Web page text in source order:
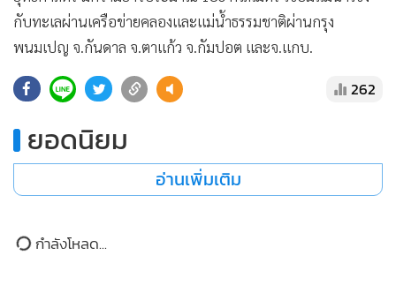
ในจ.กระแจะ และวางแผนที่จะสร้างท่าเรือแม่น้ำเพิ่มเติมเพื่อ
สนับสนุนการขนส่งสินค้า พร้อมด้วยแผนที่จะปรับปรุงเส้นทาง
บูรณการทั้งทางถนน ทางน้ำ และทางรถไฟ โดยรัฐบาลจะ
ปรับปรุงเส้นทางรถไฟที่มีอยู่ต่อไป พร้อมทั้งศึกษาโครงการขยาย
ทางรถไฟในอนาคตเพื่อปรับปรุงการเคลื่อนย้ายสินค้า ลดความ